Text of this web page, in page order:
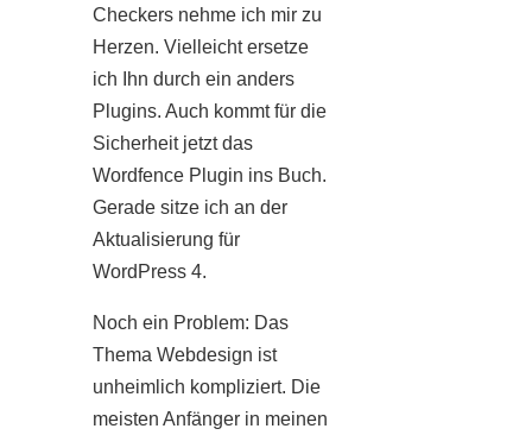
Checkers nehme ich mir zu
Herzen. Vielleicht ersetze
ich Ihn durch ein anders
Plugins. Auch kommt für die
Sicherheit jetzt das
Wordfence Plugin ins Buch.
Gerade sitze ich an der
Aktualisierung für
WordPress 4.
Noch ein Problem: Das
Thema Webdesign ist
unheimlich kompliziert. Die
meisten Anfänger in meinen